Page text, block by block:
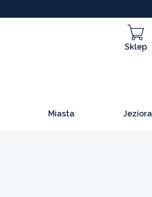
Sklep
Miasta Jeziora